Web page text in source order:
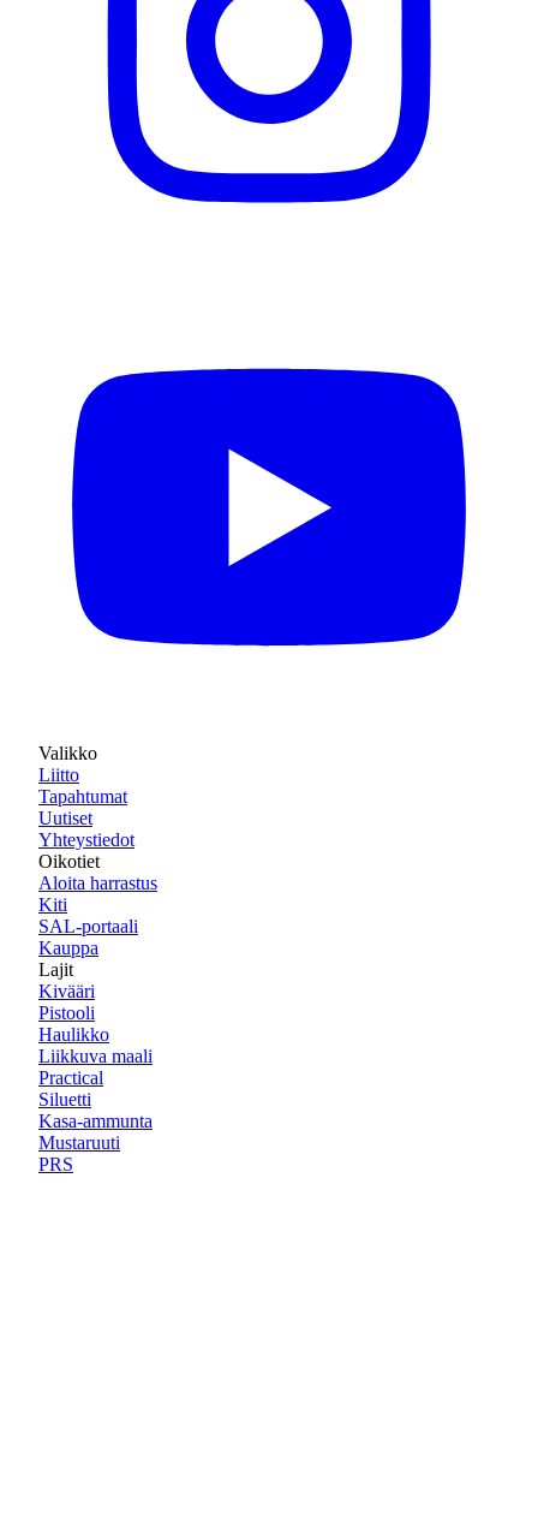
Valikko
Liitto
Tapahtumat
Uutiset
Yhteystiedot
Oikotiet
Aloita harrastus
Kiti
SAL-portaali
Kauppa
Lajit
Kivääri
Pistooli
Haulikko
Liikkuva maali
Practical
Siluetti
Kasa-ammunta
Mustaruuti
PRS